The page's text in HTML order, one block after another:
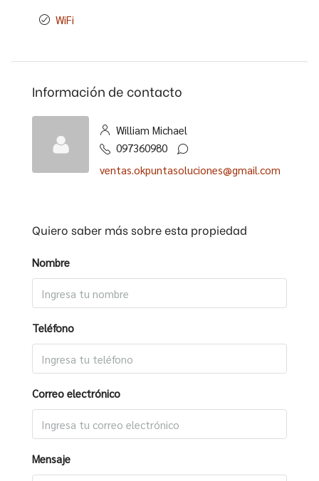
WiFi
Información de contacto
William Michael
097360980
ventas.okpuntasoluciones@gmail.com
Quiero saber más sobre esta propiedad
Nombre
Teléfono
Correo electrónico
Mensaje